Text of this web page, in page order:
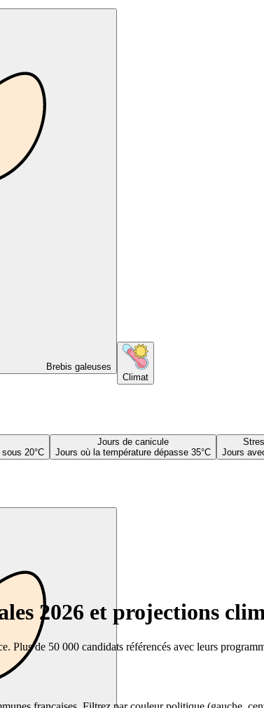
Brebis galeuses
Climat
20°C
Jours de canicule
Jours où la température dépasse 35°C
Jours
2026 et projections
Plus de 50 000 candidats référencés avec leurs